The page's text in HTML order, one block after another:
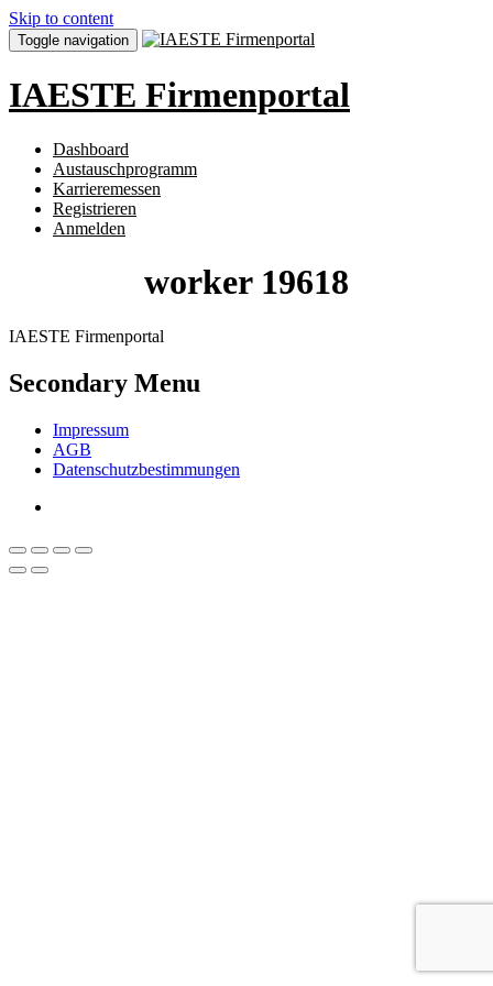
Skip to content
Toggle navigation
IAESTE Firmenportal
Dashboard
Austauschprogramm
Karrieremessen
Registrieren
Anmelden
worker 19618
IAESTE Firmenportal
Secondary Menu
Impressum
AGB
Datenschutzbestimmungen